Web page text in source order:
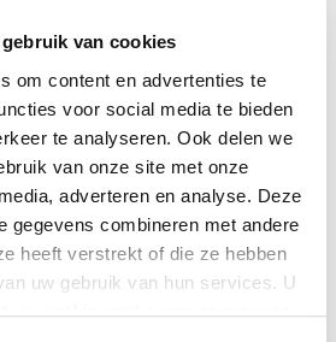
van cookies
om content en advertenties te
voor social media te bieden
te analyseren. Ook delen we
van onze site met onze
adverteren en analyse. Deze
gegevens combineren met andere
heeft verstrekt of die ze hebben
uw gebruik van hun services. U
uw cookievoorkeuren aanpassen